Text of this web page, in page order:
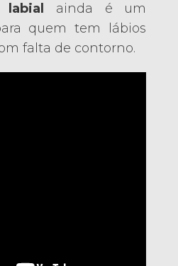
ainda é um
quem tem lábios
falta de contorno.